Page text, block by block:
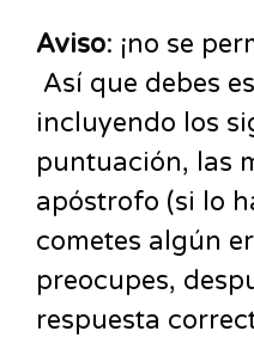
Aviso: ¡no se
Así que debes
incluyendo los
puntuación, las
apóstrofo (si lo
cometes algún
preocupes,
respuesta